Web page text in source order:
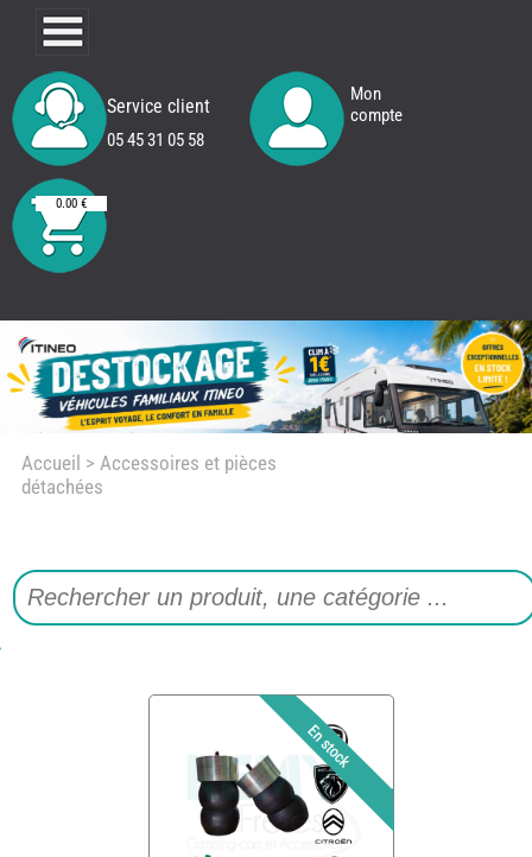
Service client
05 45 31 05 58
Mon
compte
0.00 €
Accueil > Accessoires et pièces
détachées